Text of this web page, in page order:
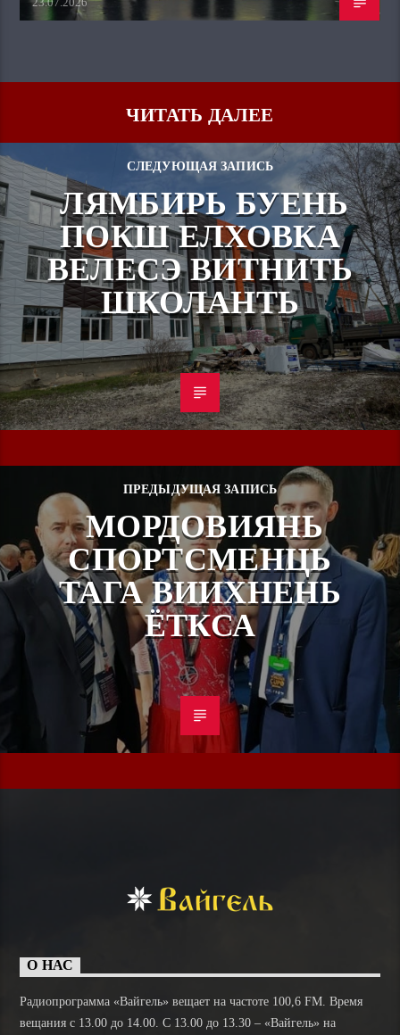
ЧИТАТЬ ДАЛЕЕ
СЛЕДУЮЩАЯ ЗАПИСЬ
ЛЯМБИРЬ БУЕНЬ
ПОКШ ЕЛХОВКА
ВЕЛЕСЭ ВИТНИТЬ
ШКОЛАНТЬ
ПРЕДЫДУЩАЯ ЗАПИСЬ
МОРДОВИЯНЬ
СПОРТСМЕНЦЬ
ТАГА ВИИХНЕНЬ
ЁТКСА
О НАС
Радиопрограмма «Вайгель» вещает на частоте 100,6 FM. Время
вещания с 13.00 до 14.00. C 13.00 до 13.30 – «Вайгель» на